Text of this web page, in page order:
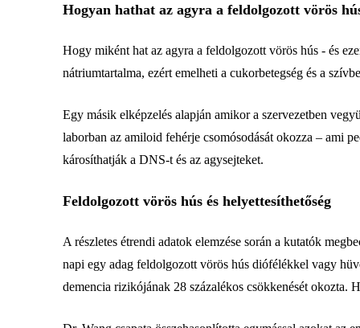
Hogyan hathat az agyra a feldolgozott vörös
Hogy miként hat az agyra a feldolgozott vörös hús - és
nátriumtartalma, ezért emelheti a cukorbetegség és a
Egy másik elképzelés alapján amikor a szervezetben
laborban az amiloid fehérje csomósodását okozza – ami
károsíthatják a DNS-t és az agysejteket.
Feldolgozott vörös hús és helyettesíthetőség
A részletes étrendi adatok elemzése során a kutatók
napi egy adag feldolgozott vörös hús diófélékkel vagy
demencia rizikójának 28 százalékos csökkenését okozta.